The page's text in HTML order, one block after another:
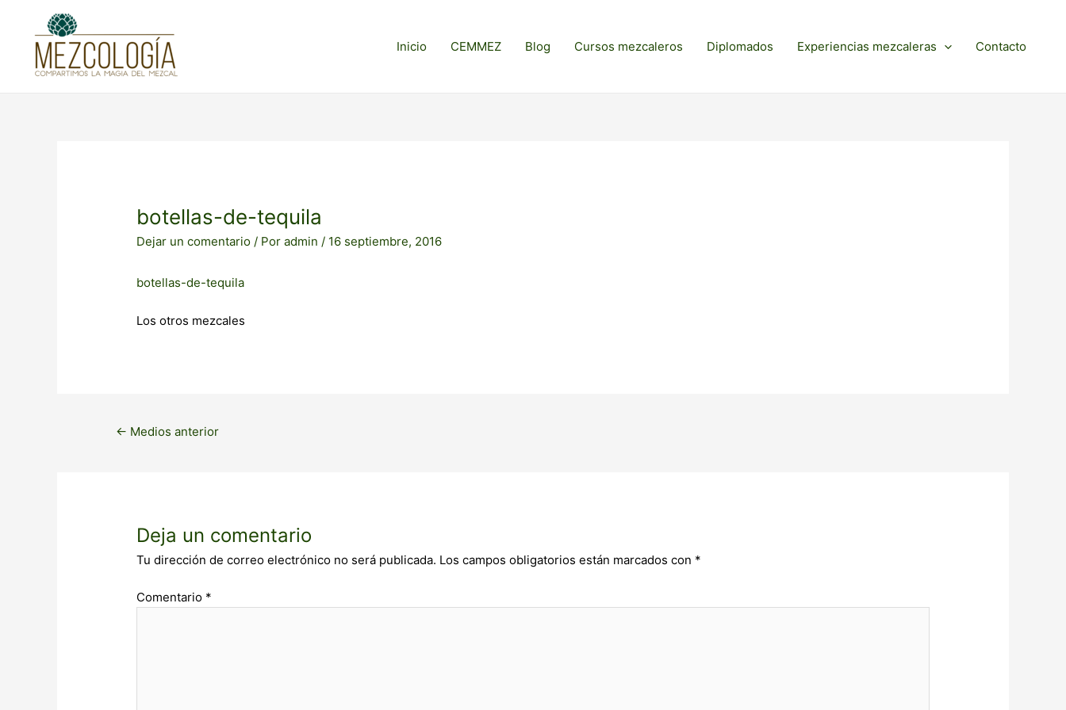
contenido
Inicio CEMMEZ Blog Cursos mezcaleros Diplomados Experiencias mezcaleras Contacto
botellas-de-tequila
Dejar un comentario / Poradmin/ 16 septiembre, 2016
botellas-de-tequila
Los otros mezcales
← Medios anterior
Deja un comentario
Tu dirección de correo electrónico no será publicada. Los campos obligatorios están marcados con *
Comentario *